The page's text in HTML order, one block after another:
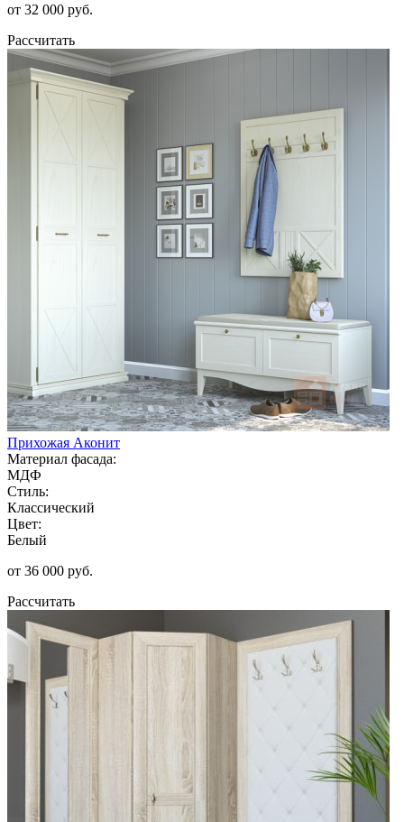
от 32 000 руб.
Рассчитать
Прихожая Аконит
Материал фасада:
МДФ
Стиль:
Классический
Цвет:
Белый
от 36 000 руб.
Рассчитать